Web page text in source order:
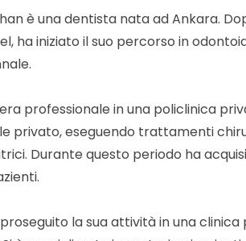
è una dentista nata ad Ankara.
ha iniziato il suo percorso in
professionale in una policlinica
privato, eseguendo trattamenti
Durante questo periodo ha
la sua attività in una